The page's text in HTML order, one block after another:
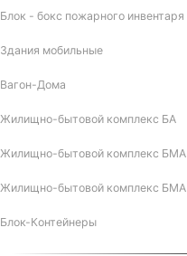
Блок - бокс пожарного инвентаря
Здания мобильные
Вагон-Дома
Жилищно-бытовой комплекс БА
Жилищно-бытовой комплекс БМА
Жилищно-бытовой комплекс БМА
Блок-Контейнеры